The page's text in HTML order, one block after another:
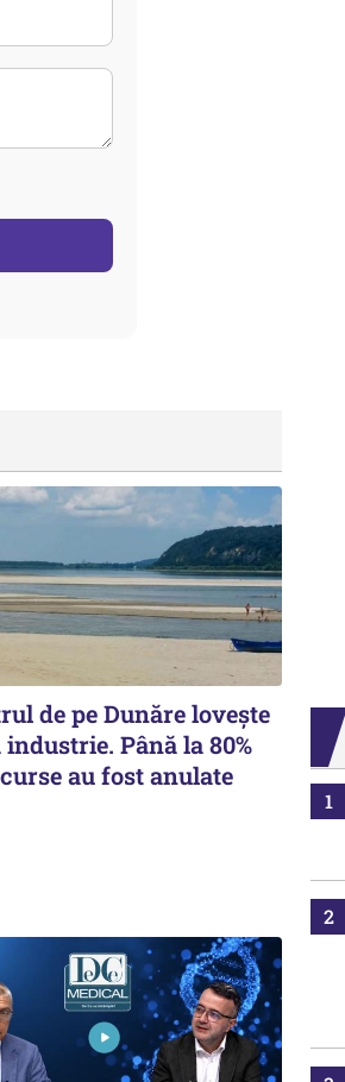
de pe Dunăre lovește
industrie. Până la 80%
au fost anulate